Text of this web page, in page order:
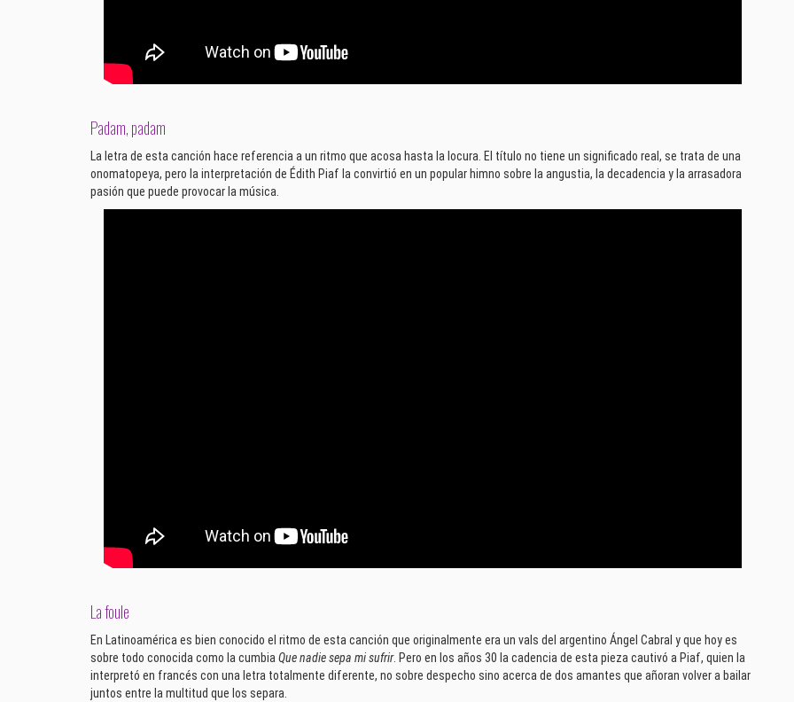
Padam, padam
La letra de esta canción hace referencia a un ritmo que acosa hasta la locura. El título no tiene un significado real, se trata de una
onomatopeya, pero la interpretación de Édith Piaf la convirtió en un popular himno sobre la angustia, la decadencia y la arrasadora
pasión que puede provocar la música.
La foule
En Latinoamérica es bien conocido el ritmo de esta canción que originalmente era un vals del argentino Ángel Cabral y que hoy es
sobre todo conocida como la cumbia Que nadie sepa mi sufrir. Pero en los años 30 la cadencia de esta pieza cautivó a Piaf, quien la
interpretó en francés con una letra totalmente diferente, no sobre despecho sino acerca de dos amantes que añoran volver a bailar
juntos entre la multitud que los separa.